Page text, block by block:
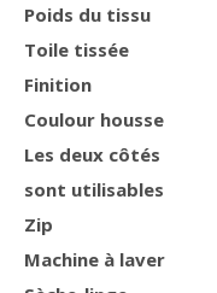
Poids du tissu
Toile tissée
Finition
Coulour housse
Les deux côtés
sont utilisables
Zip
Machine à laver